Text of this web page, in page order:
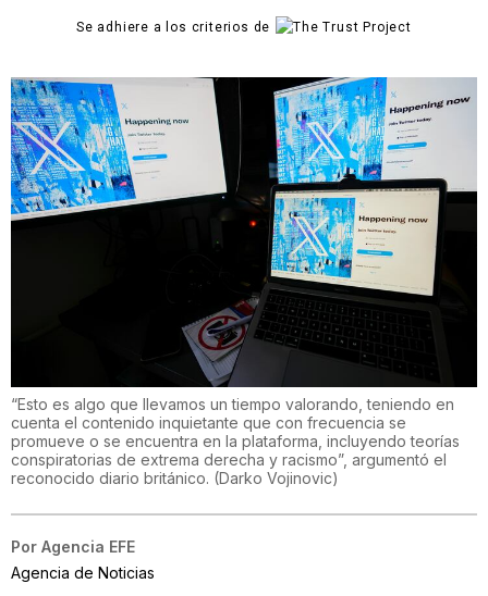
Se adhiere a los criterios de
“Esto es algo que llevamos un tiempo valorando, teniendo en
cuenta el contenido inquietante que con frecuencia se
promueve o se encuentra en la plataforma, incluyendo teorías
conspiratorias de extrema derecha y racismo”, argumentó el
reconocido diario británico. (Darko Vojinovic)
Por Agencia EFE
Agencia de Noticias